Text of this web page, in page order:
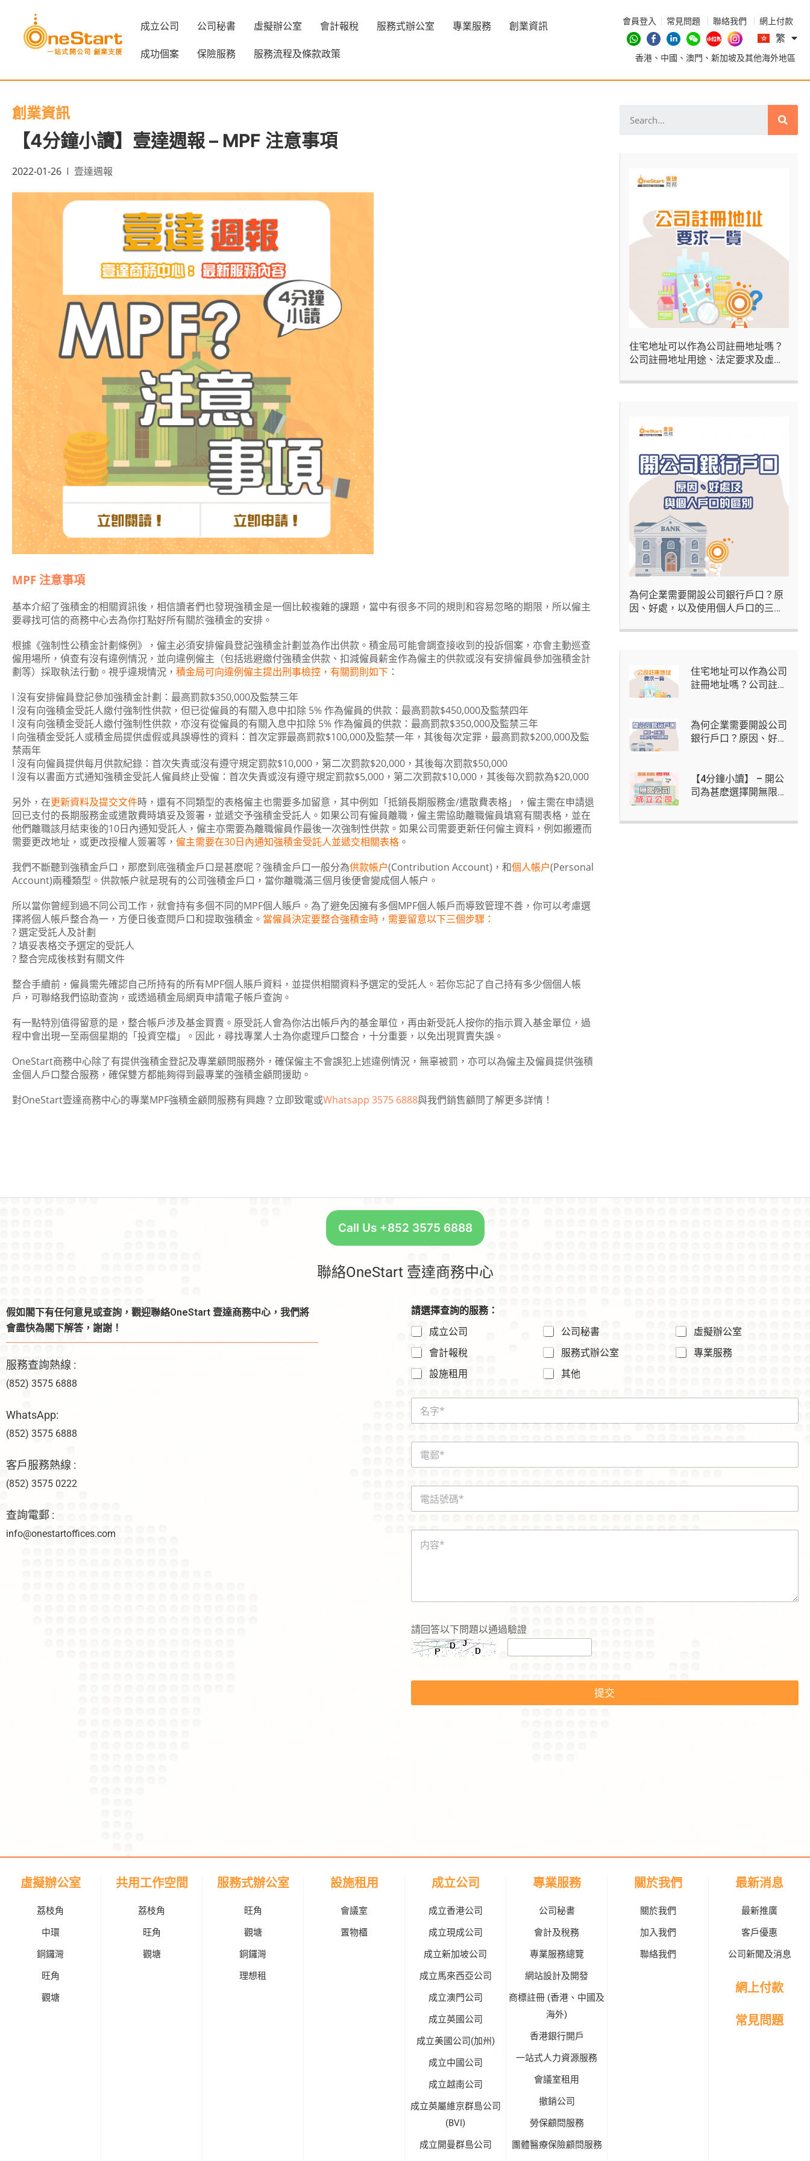
成立公司 公司秘書 虛擬辦公室 會計報稅 服務式辦公室 專業服務 創業資訊
成功個案 保險服務 服務流程及條款政策
會員登入 常見問題 聯絡我們 網上付款
繁
En
简
香港、中國、澳門、新加坡及其他海外地區
創業資訊
【4分鐘小讀】壹達週報 – MPF 注意事項
2022-01-26 壹達週報
MPF 注意事項
基本介紹了強積金的相關資訊後，相信讀者們也發現強積金是一個比較複雜的課題，當中有很多不同的規則和容易忽略的期限，所以僱主
要尋找可信的商務中心去為你打點好所有關於強積金的安排。
根據《強制性公積金計劃條例》，僱主必須安排僱員登記強積金計劃並為作出供款。積金局可能會調查接收到的投訴個案，亦會主動巡查
僱用場所，偵查有沒有違例情況，並向違例僱主（包括逃避繳付強積金供款、扣減僱員薪金作為僱主的供款或沒有安排僱員參加強積金計
劃等）採取執法行動。視乎違規情況， 積金局可向違例僱主提出刑事檢控，有關罰則如下 ：
l 沒有安排僱員登記參加強積金計劃：最高罰款$350,000及監禁三年
l 沒有向強積金受託人繳付強制性供款，但已從僱員的有關入息中扣除 5% 作為僱員的供款：最高罰款$450,000及監禁四年
l 沒有向強積金受託人繳付強制性供款，亦沒有從僱員的有關入息中扣除 5% 作為僱員的供款：最高罰款$350,000及監禁三年
l 向強積金受託人或積金局提供虛假或具誤導性的資料：首次定罪最高罰款$100,000及監禁一年，其後每次定罪，最高罰款$200,000及監
禁兩年
l 沒有向僱員提供每月供款紀錄：首次失責或沒有遵守規定罰款$10,000，第二次罰款$20,000，其後每次罰款$50,000
l 沒有以書面方式通知強積金受託人僱員終止受僱：首次失責或沒有遵守規定罰款$5,000，第二次罰款$10,000，其後每次罰款為$20,000
另外，在更新資料及提交文件時，還有不同類型的表格僱主也需要多加留意，其中例如「抵銷長期服務金/遣散費表格」，僱主需在申請退
回已支付的長期服務金或遣散費時填妥及簽署，並遞交予強積金受託人。如果公司有僱員離職，僱主需協助離職僱員填寫有關表格，並在
他們離職該月結束後的10日內通知受託人，僱主亦需要為離職僱員作最後一次強制性供款。如果公司需要更新任何僱主資料，例如搬遷而
需要更改地址，或更改授權人簽署等， 僱主需要在30日內通知強積金受託人並遞交相關表格 。
我們不斷聽到強積金戶口，那麽到底強積金戶口是甚麽呢？強積金戶口一般分為供款帳户(Contribution Account)，和個人帳户(Personal
Account)兩種類型。供款帳户就是現有的公司強積金戶口，當你離職滿三個月後便會變成個人帳户。
所以當你曾經到過不同公司工作，就會持有多個不同的MPF個人賬戶。為了避免因擁有多個MPF個人帳戶而導致管理不善，你可以考慮選
擇將個人帳戶整合為一，方便日後查閱戶口和提取強積金。 當僱員決定要整合強積金時，需要留意以下三個步驟：
? 選定受託人及計劃
? 填妥表格交予選定的受託人
? 整合完成後核對有關文件
整合手續前，僱員需先確認自己所持有的所有MPF個人賬戶資料，並提供相關資料予選定的受託人。若你忘記了自己持有多少個個人帳
戶，可聯絡我們協助查詢，或透過積金局網頁申請電子帳戶查詢。
有一點特別值得留意的是，整合帳戶涉及基金買賣。原受託人會為你沽出帳戶內的基金單位，再由新受託人按你的指示買入基金單位，過
程中會出現一至兩個星期的「投資空檔」。因此，尋找專業人士為你處理戶口整合，十分重要，以免出現買賣失誤。
OneStart商務中心除了有提供強積金登記及專業顧問服務外，確保僱主不會誤犯上述違例情況，無辜被罰，亦可以為僱主及僱員提供強積
金個人戶口整合服務，確保雙方都能夠得到最專業的強積金顧問援助。
對OneStart壹達商務中心的專業MPF強積金顧問服務有興趣？立即致電或Whatsapp 3575 6888與我們銷售顧問了解更多詳情！
住宅地址可以作為公司註冊地址嗎？
公司註冊地址用途、法定要求及虛擬
為何企業需要開設公司銀行戶口？原
因、好處，以及使用個人戶口的三大
住宅地址可以作為公司
註冊地址嗎？公司註冊
為何企業需要開設公司
銀行戶口？原因、好
【4分鐘小讀】 – 開公
司為甚麽選擇開無限公
Call Us +852 3575 6888
聯絡OneStart 壹達商務中心
假如閣下有任何意見或查詢，觀迎聯絡OneStart 壹達商務中心，我們將
會盡快為閣下解答，謝謝！
服務查詢熱線 :
(852) 3575 6888
WhatsApp:
(852) 3575 6888
客戶服務熱線 :
(852) 3575 0222
查詢電郵 :
info@onestartoffices.com
請選擇查詢的服務：
成立公司
公司秘書
虛擬辦公室
會計報稅
服務式辦公室
專業服務
設施租用
其他
N
m
E
a
詢
内
容
電
號
内
請回答以下問題以通過驗證
提交
虛擬辦公室
荔枝角
中環
銅鑼灣
旺角
觀塘
共用工作空間
荔枝角
旺角
觀塘
服務式辦公室
旺角
觀塘
銅鑼灣
理想租
設施租用
會議室
置物櫃
成立公司
成立香港公司
成立現成公司
成立新加坡公司
成立馬來西亞公司
成立澳門公司
成立英國公司
成立美國公司(加州)
成立中國公司
成立越南公司
成立英屬維京群島公司
(BVI)
成立開曼群島公司
專業服務
公司秘書
會計及稅務
專業服務總覽
網站設計及開發
商標註冊 (香港、中國及
海外)
香港銀行開戶
一站式人力資源服務
會議室租用
撤銷公司
勞保顧問服務
團體醫療保險顧問服務
關於我們
關於我們
加入我們
聯絡我們
最新消息
最新推廣
客戶優惠
公司新聞及消息
網上付款
常見問題